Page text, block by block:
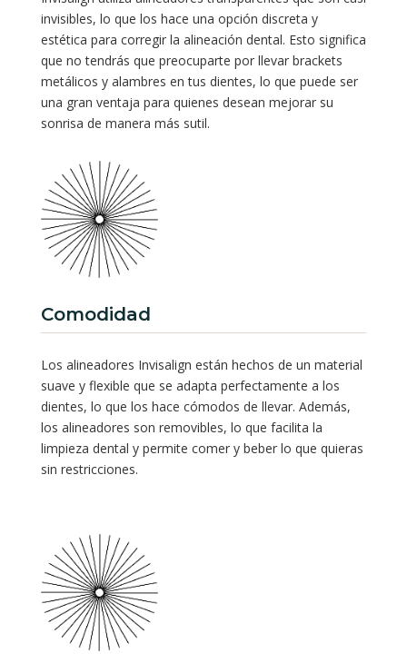
invisibles, lo que los hace una opción discreta y
estética para corregir la alineación dental. Esto significa
que no tendrás que preocuparte por llevar brackets
metálicos y alambres en tus dientes, lo que puede ser
una gran ventaja para quienes desean mejorar su
sonrisa de manera más sutil.
Comodidad
Los alineadores Invisalign están hechos de un material
suave y flexible que se adapta perfectamente a los
dientes, lo que los hace cómodos de llevar. Además,
los alineadores son removibles, lo que facilita la
limpieza dental y permite comer y beber lo que quieras
sin restricciones.